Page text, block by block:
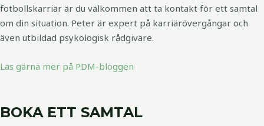
fotbollskarriär är du välkommen att ta kontakt för ett samtal
om din situation. Peter är expert på karriärövergångar och
även utbildad psykologisk rådgivare.
Läs gärna mer på PDM-bloggen
BOKA ETT SAMTAL